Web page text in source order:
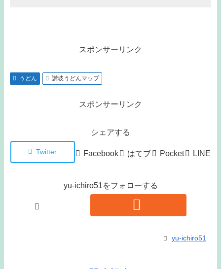
スポンサーリンク
うどん 讃岐うどんマップ
スポンサーリンク
シェアする
Twitter Facebook はてブ Pocket LINE
yu-ichiro51をフォローする
yu-ichiro51